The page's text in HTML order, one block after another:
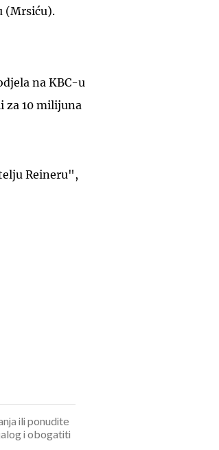
(Mrsiću).
na KBC-u
za 10 milijuna
Reineru",
ili ponudite
i obogatiti